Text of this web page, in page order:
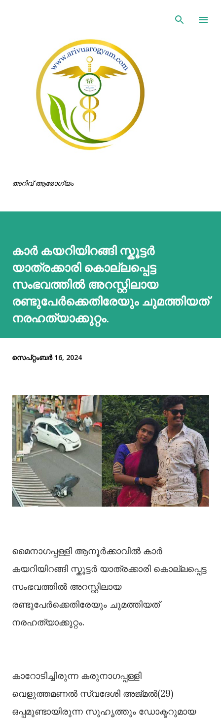
അറിവ് ആരോഗ്യം
കാർ കയറിയിറങ്ങി സ്കൂട്ടർ
യാത്രക്കാരി കൊല്ലപ്പെട്ട
സംഭവത്തില്‍ അറസ്റ്റിലായ
രണ്ടുപേർക്കെതിരേയും ചുമത്തിയത്
നരഹത്യാക്കുറ്റം.
സെപ്റ്റംബർ 16, 2024
മൈനാഗപ്പള്ളി ആനൂർക്കാവില്‍ കാർ
കയറിയിറങ്ങി സ്കൂട്ടർ യാത്രക്കാരി കൊല്ലപ്പെട്ട
സംഭവത്തില്‍ അറസ്റ്റിലായ
രണ്ടുപേർക്കെതിരേയും ചുമത്തിയത്
നരഹത്യാക്കുറ്റം.
കാറോടിച്ചിരുന്ന കരുനാഗപ്പള്ളി
വെളുത്തമണല്‍ സ്വദേശി അജ്മല്‍(29)
ഒപ്പമുണ്ടായിരുന്ന സുഹൃത്തും ഡോക്ടറുമായ